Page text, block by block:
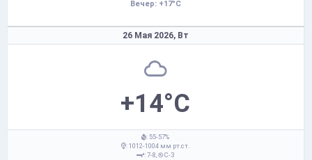
Вечер: +17°C
26 Мая 2026, Вт
+14°C
: 55-57%
: 1012-1004 мм рт.ст.
: 7-8,
С-З